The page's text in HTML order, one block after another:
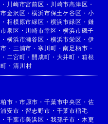
・ 川崎市宮前区 ・ 川崎市高津区 ・
金沢区 ・横浜市保土ケ谷区 ・ 小
・相模原市緑区 ・ 横浜市緑区 ・ 鎌
泉区 ・ 川崎市幸区 ・横浜市磯子
・横浜市瀬谷区 ・ 横浜市栄区 ・ 伊
・ 三浦市 ・寒川町 ・南足柄市 ・
・ 二宮町 ・開成町 ・ 大井町 ・ 箱根
・ 清川村
柏市 ・ 市原市 ・ 千葉市中央区 ・ 佐
浦安市 ・習志野市 ・ 千葉市稲毛
・千葉市美浜区 ・ 我孫子市 ・ 木更